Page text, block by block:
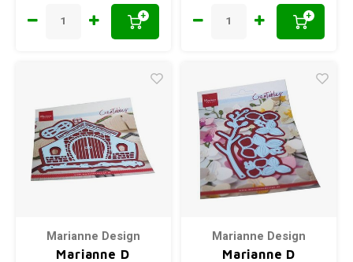
+ +
Marianne Design
Marianne D
Marianne Design
Marianne D